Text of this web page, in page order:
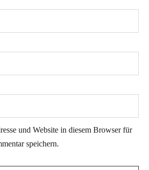
und Website in diesem Browser für
speichern.